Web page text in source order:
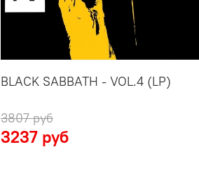
BLACK SABBATH - VOL.4 (LP)
3807 руб
3237 руб